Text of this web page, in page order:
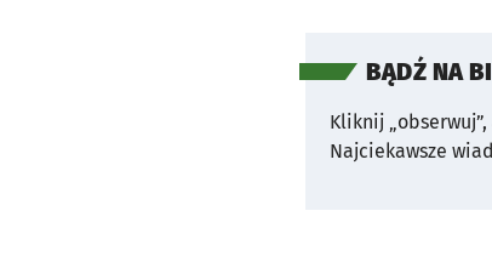
BĄDŹ NA
Kliknij
Najciekawsze